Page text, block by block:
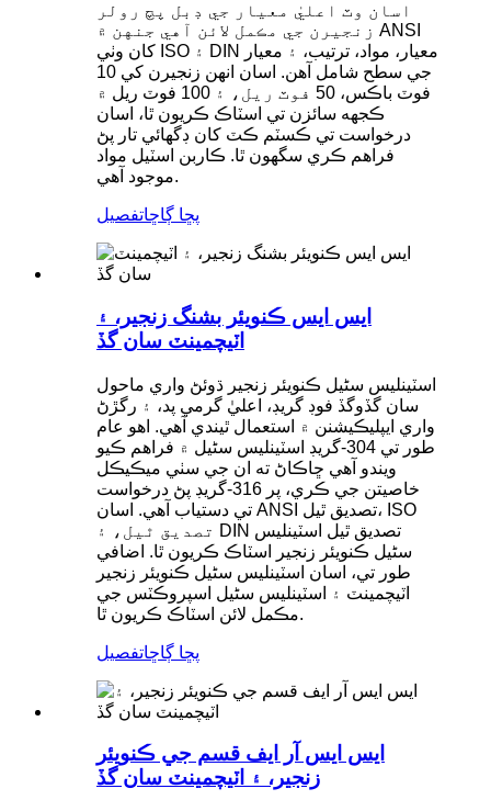
اسان وٽ اعليٰ معيار جي ڊبل پچ رولر
زنجيرن جي مڪمل لائن آهي جنهن ۾ ANSI
کان وٺي ISO ۽ DIN معيار، مواد، ترتيب، ۽ معيار
جي سطح شامل آهن. اسان انهن زنجيرن کي 10
فوٽ باڪس، 50 فوٽ ريل، ۽ 100 فوٽ ريل ۾
ڪجهه سائزن تي اسٽاڪ ڪريون ٿا، اسان
درخواست تي ڪسٽم ڪٽ کان ڊگھائي تار پڻ
فراهم ڪري سگهون ٿا. ڪاربن اسٽيل مواد
موجود آهي.
پڇا ڳاڇاتفصيل
ايس ايس ڪنويئر بشنگ زنجير، ۽
اٽيچمينٽ سان گڏ
اسٽينلیس سٹیل ڪنويئر زنجير ڌوئڻ واري ماحول
سان گڏوگڏ فوڊ گريڊ، اعليٰ گرمي پد، ۽ رگڙڻ
واري ايپليڪيشنن ۾ استعمال ٿيندي آهي. اهو عام
طور تي 304-گريڊ اسٽينلیس سٹیل ۾ فراهم ڪيو
ويندو آهي ڇاڪاڻ ته ان جي سٺي ميڪيڪل
خاصيتن جي ڪري، پر 316-گريڊ پڻ درخواست
تي دستياب آهي. اسان ANSI تصديق ٿيل، ISO
تصديق ٿيل، ۽ DIN تصديق ٿيل اسٽينلیس
سٹیل ڪنويئر زنجير اسٽاڪ ڪريون ٿا. اضافي
طور تي، اسان اسٽينلیس سٹیل ڪنويئر زنجير
اٽيچمينٽ ۽ اسٽينلیس سٹیل اسپروڪٽس جي
مڪمل لائن اسٽاڪ ڪريون ٿا.
پڇا ڳاڇاتفصيل
ايس ايس آر ايف قسم جي ڪنويئر
زنجير، ۽ اٽيچمينٽ سان گڏ